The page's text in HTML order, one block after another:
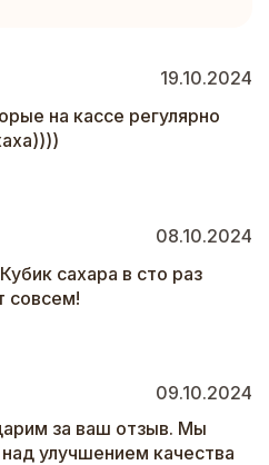
19.10.2024
на кассе регулярно
08.10.2024
сахара в сто раз
совсем!
09.10.2024
за ваш отзыв. Мы
улучшением качества